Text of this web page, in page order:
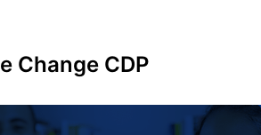
Change CDP